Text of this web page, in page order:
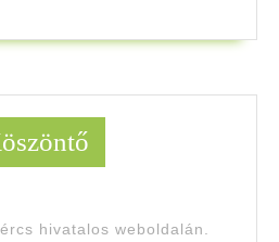
hivatalos weboldalán.